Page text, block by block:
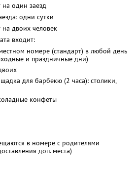
на один заезд
одни сутки
на двоих человек
входит:
номере (стандарт) в любой день
и праздничные дни)
для барбекю (2 часа): столики,
конфеты
в номере с родителями
доп. места)